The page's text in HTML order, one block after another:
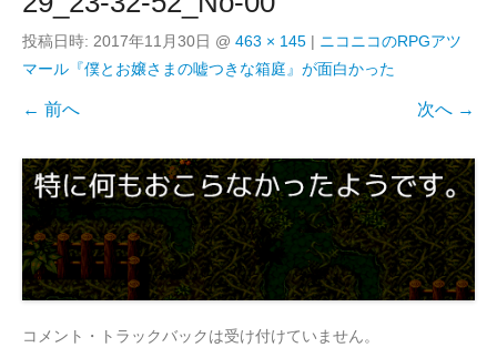
投稿日時: 2017年11月30日 @ 463 × 145 | ニコニコのRPGアツ
マール『僕とお嬢さまの嘘つきな箱庭』が面白かった
← 前へ 次へ →
コメント・トラックバックは受け付けていません。